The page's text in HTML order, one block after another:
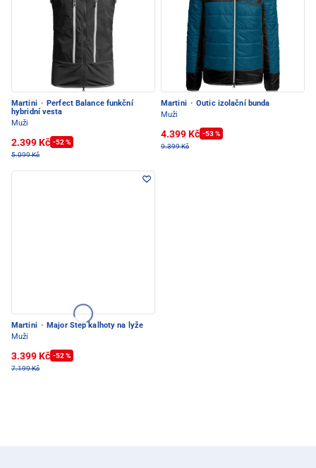
Martini · Perfect Balance funkční
hybridní vesta
Muži
2.399 Kč -52 %
5.099 Kč
Martini · Outic izolační bunda
Muži
4.399 Kč -53 %
9.399 Kč
Martini · Major Step kalhoty na lyže
Muži
3.399 Kč -52 %
7.199 Kč